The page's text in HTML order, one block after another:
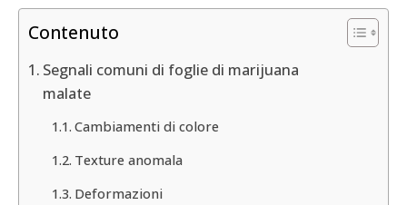
Contenuto
Segnali comuni di foglie di marijuana
malate
Cambiamenti di colore
Texture anomala
Deformazioni